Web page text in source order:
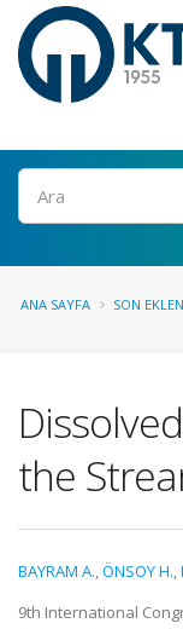
Ara
ANA SAYFA SON
the
BAYRAM A.,ÖNSOY H.,
9th International